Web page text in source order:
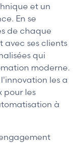
et un
En se
de chaque
avec ses clients
qui
moderne.
les a
pour les
à